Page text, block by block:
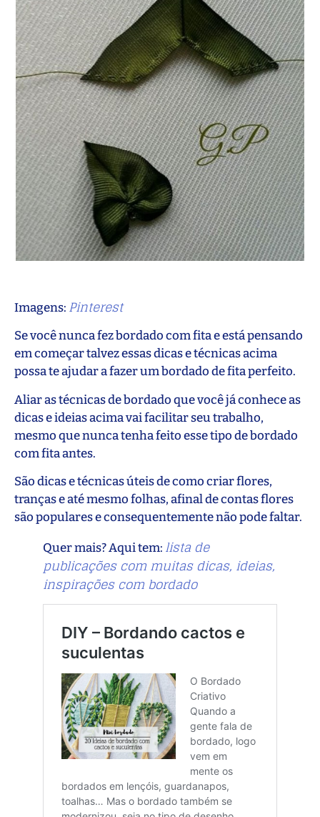
Imagens: Pinterest
Se você nunca fez bordado com fita e está pensando
em começar talvez essas dicas e técnicas acima
possa te ajudar a fazer um bordado de fita perfeito.
Aliar as técnicas de bordado que você já conhece as
dicas e ideias acima vai facilitar seu trabalho,
mesmo que nunca tenha feito esse tipo de bordado
com fita antes.
São dicas e técnicas úteis de como criar flores,
tranças e até mesmo folhas, afinal de contas flores
são populares e consequentemente não pode faltar.
Quer mais? Aqui tem: lista de
publicações com muitas dicas, ideias,
inspirações com bordado